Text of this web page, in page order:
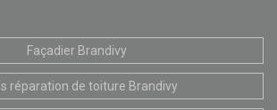
Façadier Brandivy
réparation de toiture Brandivy